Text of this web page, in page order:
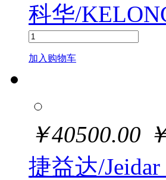
科华/
加入购物车
￥40500.00
捷益达/